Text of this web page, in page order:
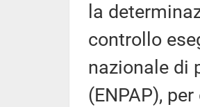
la
controllo
nazionale di
(ENPAP),